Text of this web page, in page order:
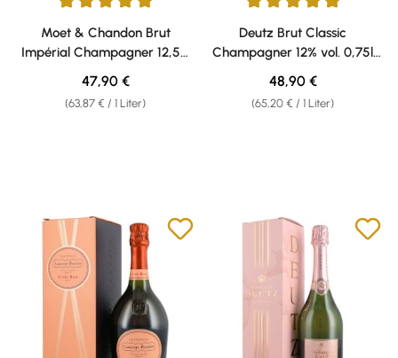
Durchschnittliche Bewertung von 5 von 5 Sternen
Moet & Chandon Brut
Impérial Champagner 12,5%
vol. 0,75l Geschenkkarton
(63,87 € / 1 Liter)
Regulärer Preis:
47,90 €
Durchschnittliche Bewertung
Deutz Brut Classic
Champagner 12% vol. 0,75l
Geschenkkarton
(65,20 € / 1 Liter)
Regulärer Preis:
48,90 €